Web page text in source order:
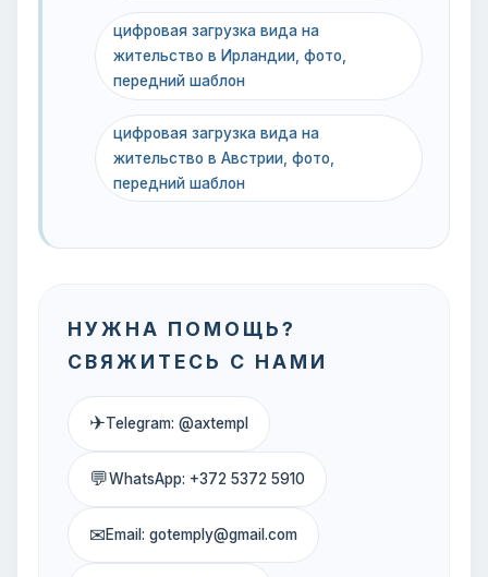
цифровая загрузка вида на
жительство в Ирландии, фото,
передний шаблон
цифровая загрузка вида на
жительство в Австрии, фото,
передний шаблон
НУЖНА ПОМОЩЬ?
СВЯЖИТЕСЬ С НАМИ
✈Telegram: @axtempl
💬WhatsApp: +372 5372 5910
✉Email: gotemply@gmail.com